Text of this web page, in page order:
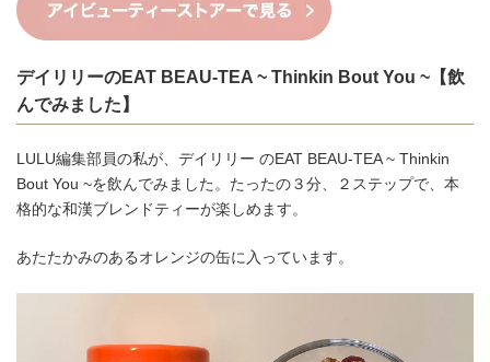
デイリリーのEAT BEAU-TEA ~ Thinkin Bout You ~【飲
んでみました】
LULU編集部員の私が、デイリリー のEAT BEAU-TEA ~ Thinkin
Bout You ~を飲んでみました。たったの３分、２ステップで、本
格的な和漢ブレンドティーが楽しめます。
あたたかみのあるオレンジの缶に入っています。